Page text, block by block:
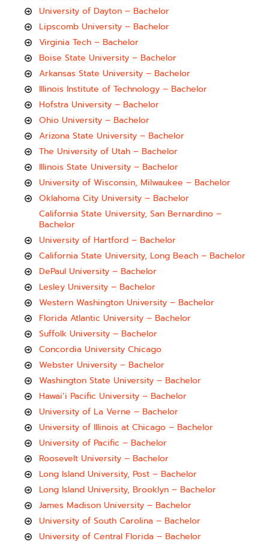
University of Dayton – Bachelor
Lipscomb University – Bachelor
Virginia Tech – Bachelor
Boise State University – Bachelor
Arkansas State University – Bachelor
Illinois Institute of Technology – Bachelor
Hofstra University – Bachelor
Ohio University – Bachelor
Arizona State University – Bachelor
The University of Utah – Bachelor
Illinois State University – Bachelor
University of Wisconsin, Milwaukee – Bachelor
Oklahoma City University – Bachelor
California State University, San Bernardino –
Bachelor
University of Hartford – Bachelor
California State University, Long Beach – Bachelor
DePaul University – Bachelor
Lesley University – Bachelor
Western Washington University – Bachelor
Florida Atlantic University – Bachelor
Suffolk University – Bachelor
Concordia University Chicago
Webster University – Bachelor
Washington State University – Bachelor
Hawai’i Pacific University – Bachelor
University of La Verne – Bachelor
University of Illinois at Chicago – Bachelor
University of Pacific – Bachelor
Roosevelt University – Bachelor
Long Island University, Post – Bachelor
Long Island University, Brooklyn – Bachelor
James Madison University – Bachelor
University of South Carolina – Bachelor
University of Central Florida – Bachelor